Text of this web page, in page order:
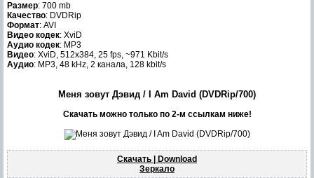
Размер: 700 mb
Качество: DVDRip
Формат: AVI
Видео кодек: XviD
Аудио кодек: MP3
Видео: XviD, 512x384, 25 fps, ~971 Kbit/s
Аудио: МР3, 48 kHz, 2 канала, 128 kbit/s
Меня зовут Дэвид / I Am David (DVDRip/700)
Скачать можно только по 2-м ссылкам ниже!
Скачать | Download
Зеркало